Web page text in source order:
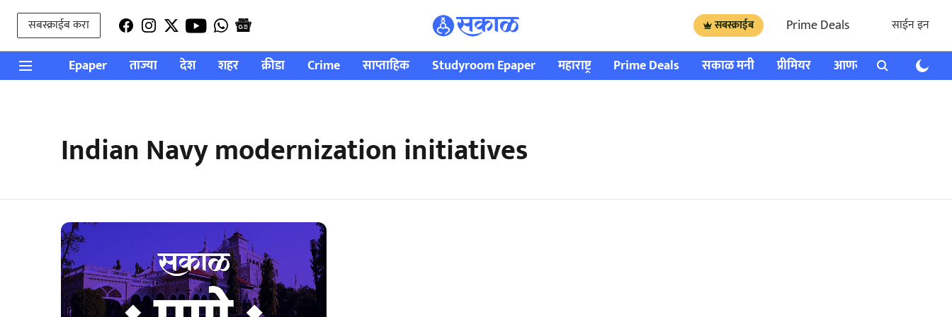
सबस्क्राईब करा सबस्क्राईब Prime Deals साईन इन
Epaper ताज्या देश शहर क्रीडा Crime साप्ताहिक Studyroom Epaper महाराष्ट्र Prime Deals सकाळ मनी प्रीमियर आणखी राशी भविष्य
Indian Navy modernization initiatives